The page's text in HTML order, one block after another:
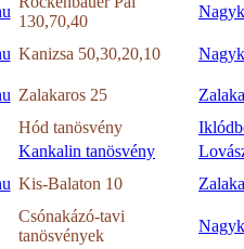
130,70,40
Kanizsa 50,30,20,10
Zalakaros 25
Hód tanösvény
Kankalin tanösvény
Kis-Balaton 10
Csónakázó-tavi
tanösvények